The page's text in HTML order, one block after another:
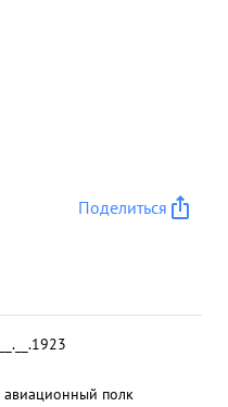
орудие,
ВЕДУШЕГО
Поделиться
__.__.1923
полк